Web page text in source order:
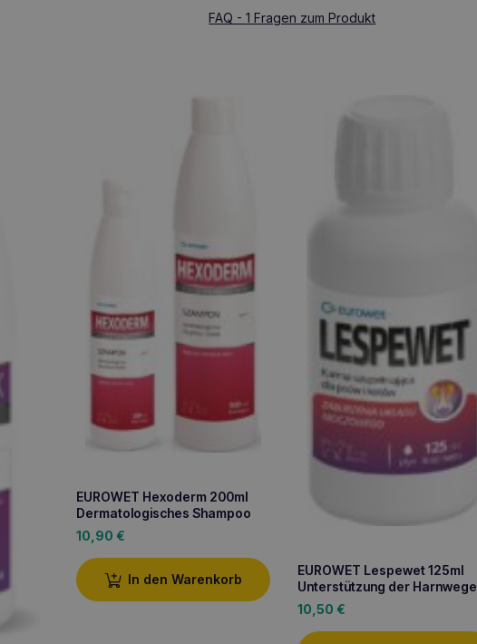
FAQ - 1 Fragen zum Produkt
EUROWET Hexoderm 200ml
Dermatologisches Shampoo
10,90 €
In den Warenkorb
EUROWET Lespewet 125ml
Unterstützung der Harnwege
10,50 €